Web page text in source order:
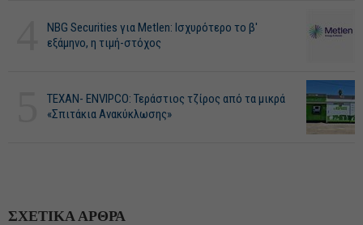
NBG Securities για Metlen: Ισχυρότερο το β'
εξάμηνο, η τιμή-στόχος
ΤΕΧΑΝ- ENVIPCO: Τεράστιος τζίρος από τα μικρά
«Σπιτάκια Ανακύκλωσης»
ΣΧΕΤΙΚΑ ΑΡΘΡΑ